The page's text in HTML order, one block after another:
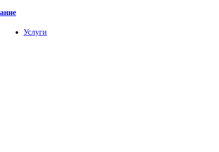
Услуги